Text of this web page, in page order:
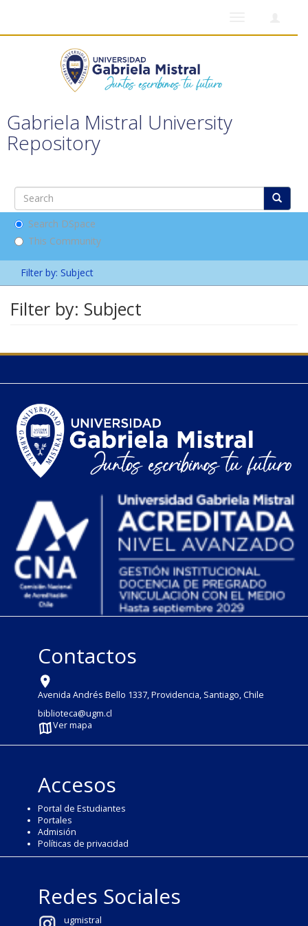
Gabriela Mistral University
Repository
Search DSpace
This Community
Filter by: Subject
Filter by: Subject
Contactos
Avenida Andrés Bello 1337, Providencia, Santiago, Chile
biblioteca@ugm.cl
Ver mapa
Accesos
Portal de Estudiantes
Portales
Admisión
Políticas de privacidad
Redes Sociales
ugmistral